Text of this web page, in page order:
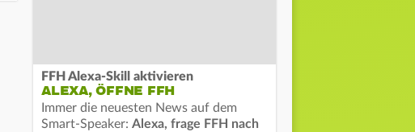
FFH Alexa-Skill aktivieren
ALEXA, ÖFFNE FFH
Immer die neuesten News auf dem
Smart-Speaker: Alexa, frage FFH nach